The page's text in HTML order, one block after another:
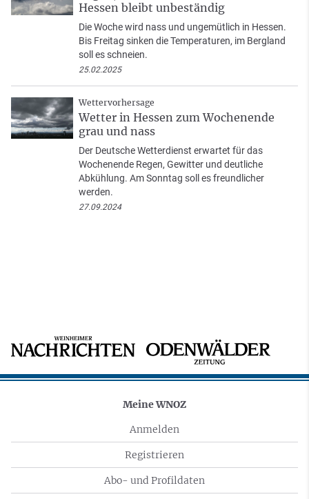
Hessen bleibt unbeständig
Die Woche wird nass und ungemütlich in Hessen.
Bis Freitag sinken die Temperaturen, im Bergland
soll es schneien.
25.02.2025
Wettervorhersage
Wetter in Hessen zum Wochenende
grau und nass
Der Deutsche Wetterdienst erwartet für das
Wochenende Regen, Gewitter und deutliche
Abkühlung. Am Sonntag soll es freundlicher
werden.
27.09.2024
Meine WNOZ
Anmelden
Registrieren
Abo- und Profildaten